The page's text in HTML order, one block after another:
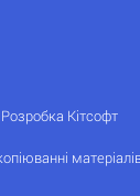
Розробка Кітсофт